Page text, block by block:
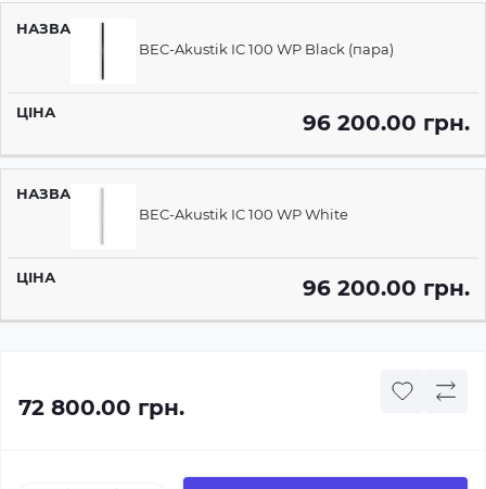
BEC-Akustik IC 100 WP Black (пара)
96 200.00 грн.
BEC-Akustik IC 100 WP White
96 200.00 грн.
72 800.00 грн.